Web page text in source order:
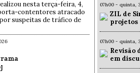
nesta terça-feira, 4,
contentores atracado
suspeitas de tráfico de
07h00 - quinta,
ZIL de
projetos
07h00 - quinta,
Revisão
em